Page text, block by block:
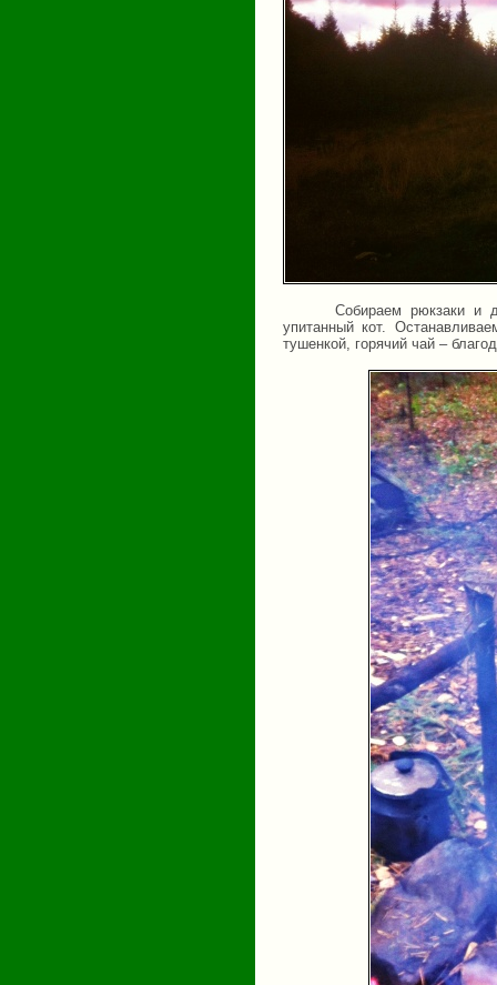
Собираем рюкзаки и
упитанный кот.
тушенкой, горячий чай –